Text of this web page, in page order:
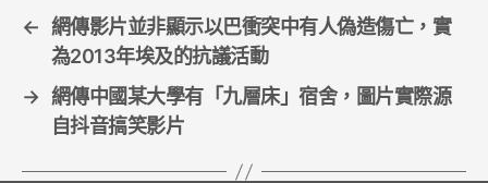
← 網傳影片並非顯示以巴衝突中有人偽造傷亡，實
為2013年埃及的抗議活動
→ 網傳中國某大學有「九層床」宿舍，圖片實際源
自抖音搞笑影片